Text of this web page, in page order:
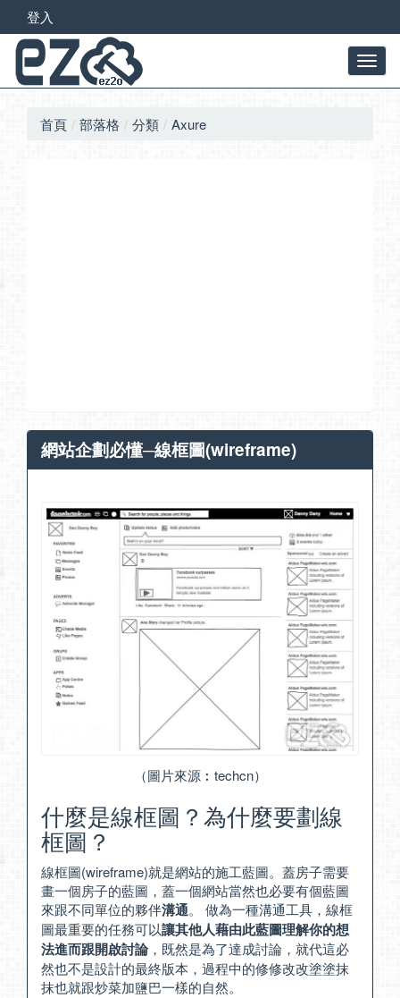
登入
首頁 部落格 分類 Axure
網站企劃必懂─線框圖(wireframe)
（圖片來源︰ techcn）
什麼是線框圖？為什麼要劃線
框圖？
線框圖(wireframe)就是網站的施工藍圖。蓋房子需要
畫一個房子的藍圖，蓋一個網站當然也必要有個藍圖
來跟不同單位的夥伴溝通。 做為一種溝通工具，線框
圖最重要的任務可以讓其他人藉由此藍圖理解你的想
法進而跟開啟討論，既然是為了達成討論，就代這必
然也不是設計的最終版本，過程中的修修改改塗塗抹
抹也就跟炒菜加鹽巴一樣的自然。